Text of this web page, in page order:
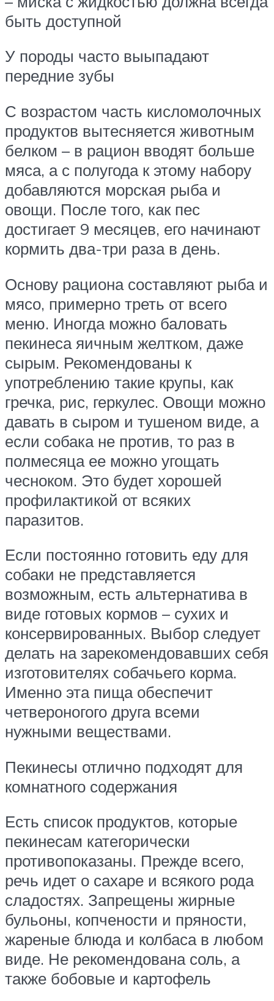
быть доступной
У породы часто выыпадают
передние зубы
С возрастом часть кисломолочных
продуктов вытесняется животным
белком – в рацион вводят больше
мяса, а с полугода к этому набору
добавляются морская рыба и
овощи. После того, как пес
достигает 9 месяцев, его начинают
кормить два-три раза в день.
Основу рациона составляют рыба и
мясо, примерно треть от всего
меню. Иногда можно баловать
пекинеса яичным желтком, даже
сырым. Рекомендованы к
употреблению такие крупы, как
гречка, рис, геркулес. Овощи можно
давать в сыром и тушеном виде, а
если собака не против, то раз в
полмесяца ее можно угощать
чесноком. Это будет хорошей
профилактикой от всяких
паразитов.
Если постоянно готовить еду для
собаки не представляется
возможным, есть альтернатива в
виде готовых кормов – сухих и
консервированных. Выбор следует
делать на зарекомендовавших себя
изготовителях собачьего корма.
Именно эта пища обеспечит
четвероногого друга всеми
нужными веществами.
Пекинесы отлично подходят для
комнатного содержания
Есть список продуктов, которые
пекинесам категорически
противопоказаны. Прежде всего,
речь идет о сахаре и всякого рода
сладостях. Запрещены жирные
бульоны, копчености и пряности,
жареные блюда и колбаса в любом
виде. Не рекомендована соль, а
также бобовые и картофель